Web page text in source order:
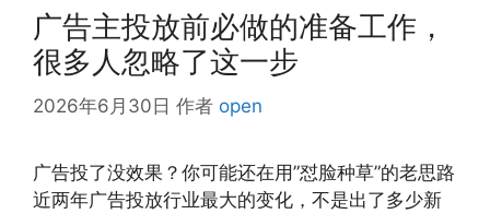
广告主投放前必做的准备工作，
很多人忽略了这一步
2026年6月30日 作者 open
广告投了没效果？你可能还在用”怼脸种草”的老思路
近两年广告投放行业最大的变化，不是出了多少新